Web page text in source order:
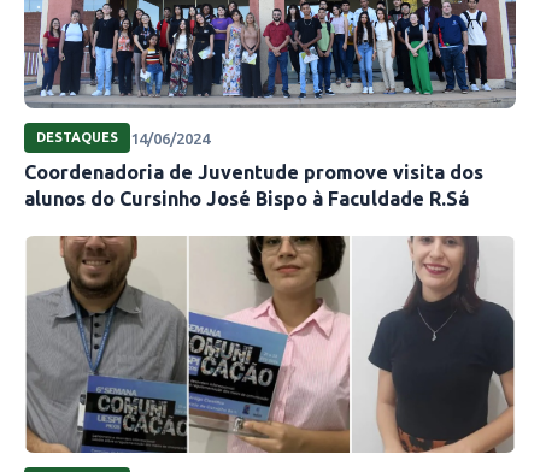
DESTAQUES 14/06/2024
Coordenadoria de Juventude promove visita dos
alunos do Cursinho José Bispo à Faculdade R.Sá